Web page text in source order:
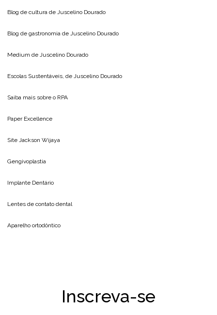
Blog de cultura de Juscelino Dourado
Blog de gastronomia de Juscelino Dourado
Medium de Juscelino Dourado
Escolas Sustentáveis, de Juscelino Dourado
Saiba mais sobre o RPA
Paper Excellence
Site Jackson Wijaya
Gengivoplastia
Implante Dentário
Lentes de contato dental
Aparelho ortodôntico
Inscreva-se